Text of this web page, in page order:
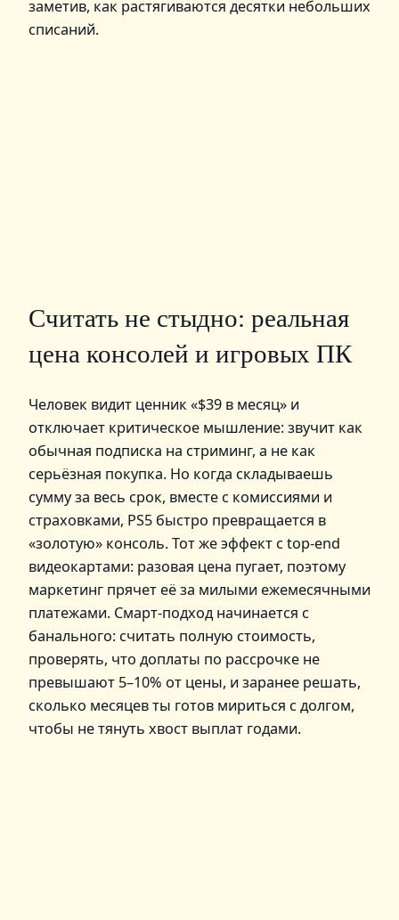
заметив, как растягиваются десятки небольших
списаний.
Считать не стыдно: реальная
цена консолей и игровых ПК
Человек видит ценник «$39 в месяц» и
отключает критическое мышление: звучит как
обычная подписка на стриминг, а не как
серьёзная покупка. Но когда складываешь
сумму за весь срок, вместе с комиссиями и
страховками, PS5 быстро превращается в
«золотую» консоль. Тот же эффект с top‑end
видеокартами: разовая цена пугает, поэтому
маркетинг прячет её за милыми ежемесячными
платежами. Смарт‑подход начинается с
банального: считать полную стоимость,
проверять, что доплаты по рассрочке не
превышают 5–10% от цены, и заранее решать,
сколько месяцев ты готов мириться с долгом,
чтобы не тянуть хвост выплат годами.